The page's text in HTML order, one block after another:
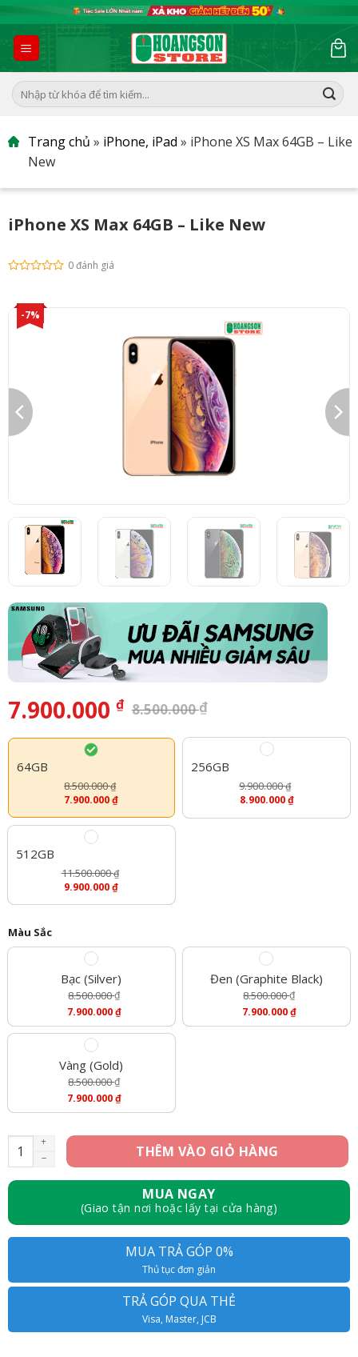
to
content
Tìm
kiếm:
Trang chủ » iPhone, iPad » iPhone XS Max 64GB – Like
New
iPhone XS Max 64GB – Like New
0 đánh giá
-7%
7.900.000 ₫ 8.500.000₫
64GB
7.900.000₫
8.500.000₫
256GB
8.900.000₫
9.900.000₫
512GB
9.900.000₫
11.500.000₫
Màu Sắc
Bạc (Silver)
8.500.000₫
Gốc
Là:
7.900.000₫
Giá
Đen (Graphite Black)
8.500.000₫
Gốc
7.900.000₫
Giá
Vàng (Gold)
8.500.000₫
Gốc
8.500.000 ₫.
7.900.000₫
Giá
Tại
Là:
7.900.000 ₫.
iPhone XS Max 64GB - Like New số lượng
THÊM VÀO GIỎ HÀNG
MUA NGAY
(Giao tận nơi hoặc lấy tại cửa hàng)
MUA TRẢ GÓP 0%
Thủ tục đơn giản
TRẢ GÓP QUA THẺ
Visa, Master, JCB